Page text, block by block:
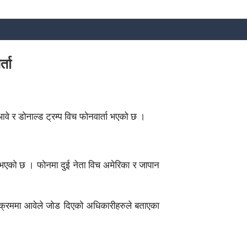
र डोनाल्ड ट्रम्प विच फोनवार्ता भएको छ ।
भएको छ । फोनमा दुई नेता विच अमेरिका र जापान
आवेले जोड दिएको अधिकारीहरुले बताएका